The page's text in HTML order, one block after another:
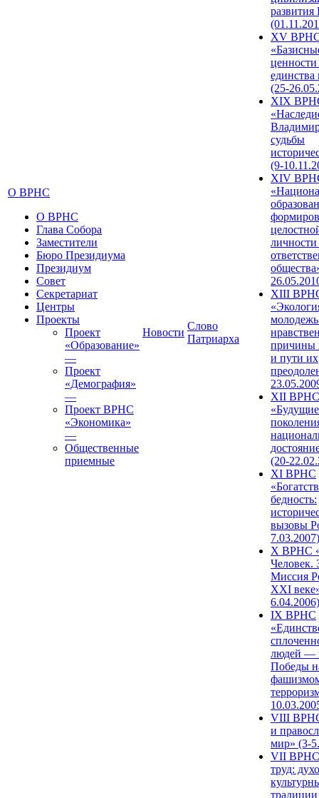
О ВРНС
О ВРНС
Глава Собора
Заместители
Бюро Президиума
Президиум
Совет
Секретариат
Центры
Проекты
Проект
«Образование»
—
Проект
«Демография»
—
Проект ВРНС
«Экономика»
—
Общественные
приемные
Новости
Слово
Патриарха
развития
XV
единства
(25-
XIX
судьбы
(9-
XIV
XIII
причины
и пути их
XII ВРНС
«Будущие
(20-
XI ВРНС
бедность:
вызовы
7.03.2007)
X ВРНС
Человек.
Миссия
XXI
6.04.2006)
IX ВРНС
людей —
Победы
VIII
и
мир» (3-
VII ВРНС
труд: